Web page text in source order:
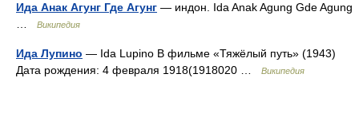
Ида Анак Агунг Где Агунг — индон. Ida Anak Agung Gde Agung
Википедия
Ида Лупино — Ida Lupino В фильме «Тяжёлый путь» (1943)
Дата рождения: 4 февраля 1918(1918020 …
Википедия